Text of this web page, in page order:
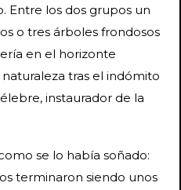
Entre los dos grupos un
o tres árboles frondosos
en el horizonte
tras el indómito
instaurador de la
se lo había soñado:
terminaron siendo unos